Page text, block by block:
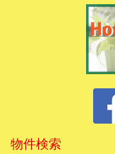
物件検索